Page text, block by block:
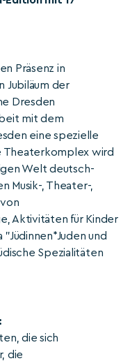
Präsenz in
Jubiläum der
Dresden
mit dem
eine spezielle
Theaterkomplex wird
Welt deutsch-
Musik-, Theater-,
Aktivitäten für Kinder
und
Spezialitäten
die sich
die